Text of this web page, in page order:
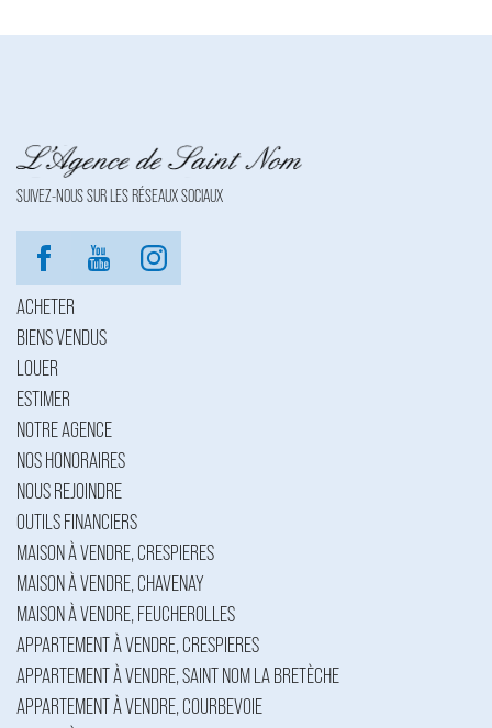
SUIVEZ-NOUS SUR LES RÉSEAUX SOCIAUX
ACHETER
BIENS VENDUS
LOUER
ESTIMER
NOTRE AGENCE
NOS HONORAIRES
NOUS REJOINDRE
OUTILS FINANCIERS
MAISON À VENDRE, CRESPIERES
MAISON À VENDRE, CHAVENAY
MAISON À VENDRE, FEUCHEROLLES
APPARTEMENT À VENDRE, CRESPIERES
APPARTEMENT À VENDRE, SAINT NOM LA BRETÈCHE
APPARTEMENT À VENDRE, COURBEVOIE